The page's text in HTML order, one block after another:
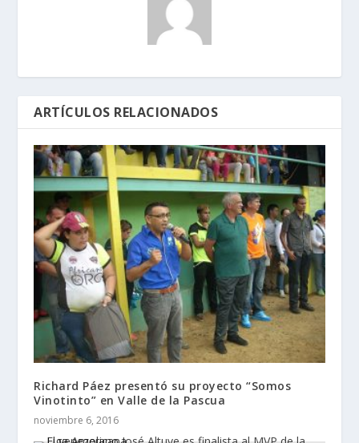
ARTÍCULOS RELACIONADOS
Richard Páez presentó su proyecto “Somos
Vinotinto” en Valle de la Pascua
noviembre 6, 2016